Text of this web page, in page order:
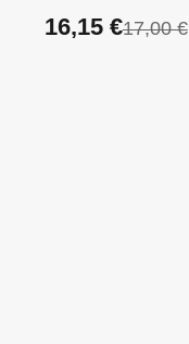
17,00 €
16,15 €